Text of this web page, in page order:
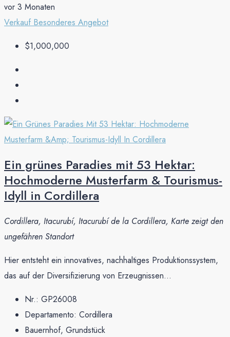
vor 3 Monaten
Verkauf Besonderes Angebot
$1,000,000
Ein grünes Paradies mit 53 Hektar:
Hochmoderne Musterfarm & Tourismus-
Idyll in Cordillera
Cordillera, Itacurubí, Itacurubí de la Cordillera, Karte zeigt den
ungefähren Standort
Hier entsteht ein innovatives, nachhaltiges Produktionssystem,
das auf der Diversifizierung von Erzeugnissen...
Nr.: GP26008
Departamento: Cordillera
Bauernhof, Grundstück